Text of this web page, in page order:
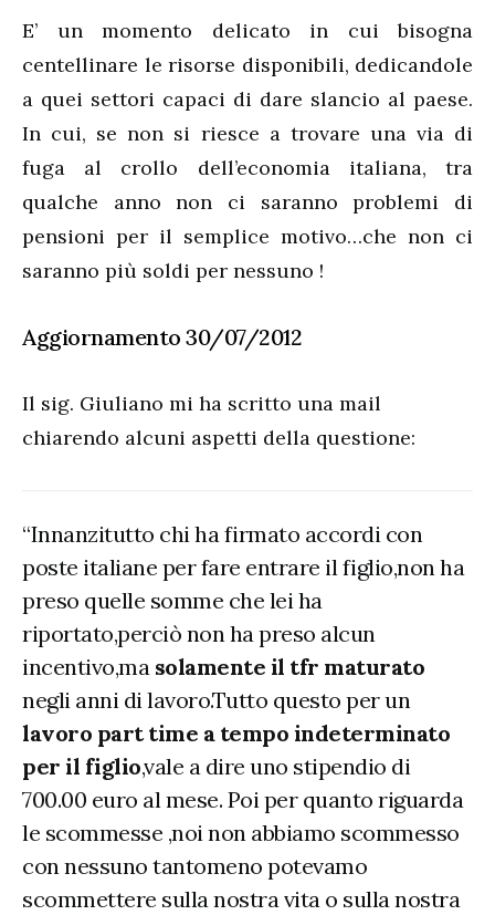
E’ un momento delicato in cui bisogna
centellinare le risorse disponibili, dedicandole
a quei settori capaci di dare slancio al paese.
In cui, se non si riesce a trovare una via di
fuga al crollo dell’economia italiana, tra
qualche anno non ci saranno problemi di
pensioni per il semplice motivo…che non ci
saranno più soldi per nessuno !
Aggiornamento 30/07/2012
Il sig. Giuliano mi ha scritto una mail
chiarendo alcuni aspetti della questione:
“Innanzitutto chi ha firmato accordi con
poste italiane per fare entrare il figlio,non ha
preso quelle somme che lei ha
riportato,perciò non ha preso alcun
incentivo,ma solamente il tfr maturato
negli anni di lavoro.Tutto questo per un
lavoro part time a tempo indeterminato
per il figlio,vale a dire uno stipendio di
700.00 euro al mese. Poi per quanto riguarda
le scommesse ,noi non abbiamo scommesso
con nessuno tantomeno potevamo
scommettere sulla nostra vita o sulla nostra